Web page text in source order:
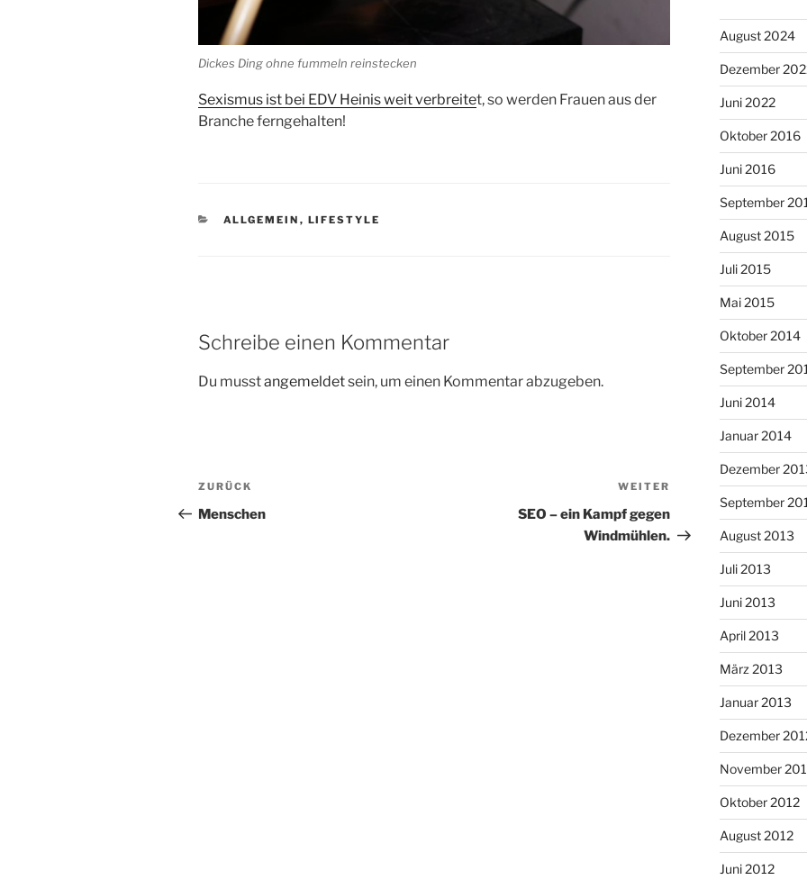
Dickes Ding ohne fummeln reinstecken
Sexismus ist bei EDV Heinis weit verbreitet, so werden Frauen aus der
Branche ferngehalten!
KATEGORIEN
ALLGEMEIN , LIFESTYLE
Schreibe einen Kommentar
Du musstangemeldetsein, um einen Kommentar abzugeben.
Beitragsnavigation
Vorheriger
Beitrag
ZURÜCK
Menschen
Nächster
Beitrag
WEITER
SEO – ein Kampf gegen
Windmühlen.
August 2024
Dezember
Juni 2022
Oktober 2016
Juni 2016
September
August 2015
Juli 2015
Mai 2015
Oktober 2014
September
Juni 2014
Januar 2014
Dezember
September
August 2013
Juli 2013
Juni 2013
April 2013
März 2013
Januar 2013
Dezember
November
Oktober 2012
August 2012
Juni 2012